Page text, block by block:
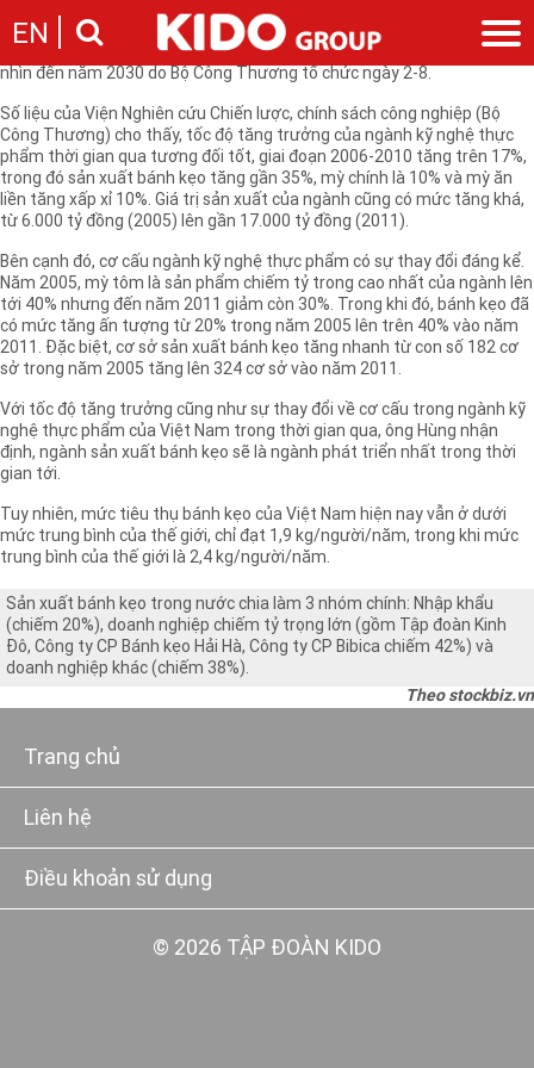
EN
Giới thiệu
Câu chuyện KIDO
Chặng đường
Cam kết của KIDO
Nhà sáng lập
Ngành hàng
Ngành dầu
Ngành gia vị
Tin tức
Tin tức & sự kiện
Thông cáo báo chí của tập đoàn
Thông điệp
Ban điều hành
Báo cáo
Thông tin cổ phần
Các công ty thành viên
Liên hệ
Liên hệ
Nghề nghiệp
Giới thiệu
Đây là nhận định của ông Vũ Quang Hùng, Phó Viện trưởng Viện Nghiên
cứu Chiến lược, chính sách công nghiệp (Bộ Công Thương) tại hội thảo
Quy hoạch phát triển ngành kỹ nghệ thực phẩm đến năm 2020, tầm
nhìn đến năm 2030 do Bộ Công Thương tổ chức ngày 2-8.
Số liệu của Viện Nghiên cứu Chiến lược, chính sách công nghiệp (Bộ
Công Thương) cho thấy, tốc độ tăng trưởng của ngành kỹ nghệ thực
phẩm thời gian qua tương đối tốt, giai đoạn 2006-2010 tăng trên 17%,
trong đó sản xuất bánh kẹo tăng gần 35%, mỳ chính là 10% và mỳ ăn
liền tăng xấp xỉ 10%. Giá trị sản xuất của ngành cũng có mức tăng khá,
từ 6.000 tỷ đồng (2005) lên gần 17.000 tỷ đồng (2011).
Bên cạnh đó, cơ cấu ngành kỹ nghệ thực phẩm có sự thay đổi đáng kể.
Năm 2005, mỳ tôm là sản phẩm chiếm tỷ trong cao nhất của ngành lên
tới 40% nhưng đến năm 2011 giảm còn 30%. Trong khi đó, bánh kẹo đã
có mức tăng ấn tượng từ 20% trong năm 2005 lên trên 40% vào năm
2011. Đặc biệt, cơ sở sản xuất bánh kẹo tăng nhanh từ con số 182 cơ
sở trong năm 2005 tăng lên 324 cơ sở vào năm 2011.
Với tốc độ tăng trưởng cũng như sự thay đổi về cơ cấu trong ngành kỹ
nghệ thực phẩm của Việt Nam trong thời gian qua, ông Hùng nhận
định, ngành sản xuất bánh kẹo sẽ là ngành phát triển nhất trong thời
gian tới.
Tuy nhiên, mức tiêu thụ bánh kẹo của Việt Nam hiện nay vẫn ở dưới
mức trung bình của thế giới, chỉ đạt 1,9 kg/người/năm, trong khi mức
trung bình của thế giới là 2,4 kg/người/năm.
Sản xuất bánh kẹo trong nước chia làm 3 nhóm chính: Nhập khẩu
(chiếm 20%), doanh nghiệp chiếm tỷ trọng lớn (gồm Tập đoàn Kinh
Đô, Công ty CP Bánh kẹo Hải Hà, Công ty CP Bibica chiếm 42%) và
doanh nghiệp khác (chiếm 38%).
Theo stockbiz.vn
Trang chủ
Liên hệ
Điều khoản sử dụng
© 2026 TẬP ĐOÀN KIDO